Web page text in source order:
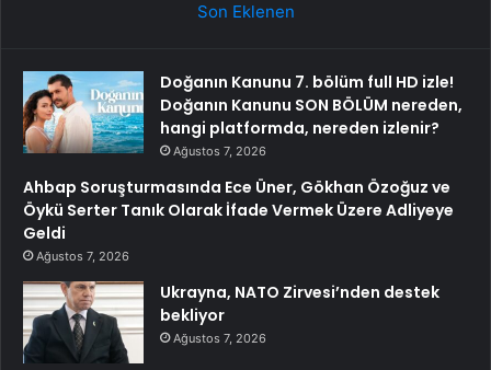
Son Eklenen
Doğanın Kanunu 7. bölüm full HD izle!
Doğanın Kanunu SON BÖLÜM nereden,
hangi platformda, nereden izlenir?
Ağustos 7, 2026
Ahbap Soruşturmasında Ece Üner, Gökhan Özoğuz ve
Öykü Serter Tanık Olarak İfade Vermek Üzere Adliyeye
Geldi
Ağustos 7, 2026
Ukrayna, NATO Zirvesi’nden destek
bekliyor
Ağustos 7, 2026